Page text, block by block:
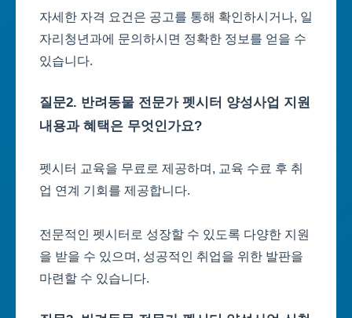
자세한 자격 요건은 공고를 통해 확인하시거나, 일
자리청년과에 문의하시면 정확한 정보를 얻을 수
있습니다.
질문2. 반려동물 전문가 펫시터 양성사업 지원
내용과 혜택은 무엇인가요?
펫시터 교육을 무료로 제공하며, 교육 수료 후 취
업 연계 기회를 제공합니다.
전문적인 펫시터로 성장할 수 있도록 다양한 지원
을 받을 수 있으며, 성공적인 취업을 위한 발판을
마련할 수 있습니다.